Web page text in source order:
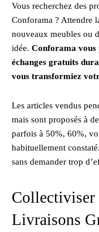
Vous recherchez des
Conforama ? Attendre
nouveaux meubles ou
idée. Conforama vous
échanges gratuits
vous transformiez
Les articles vendus
mais sont proposés à
parfois à 50%, 60%,
habituellement
sans demander trop
Collectiviser
Livraisons